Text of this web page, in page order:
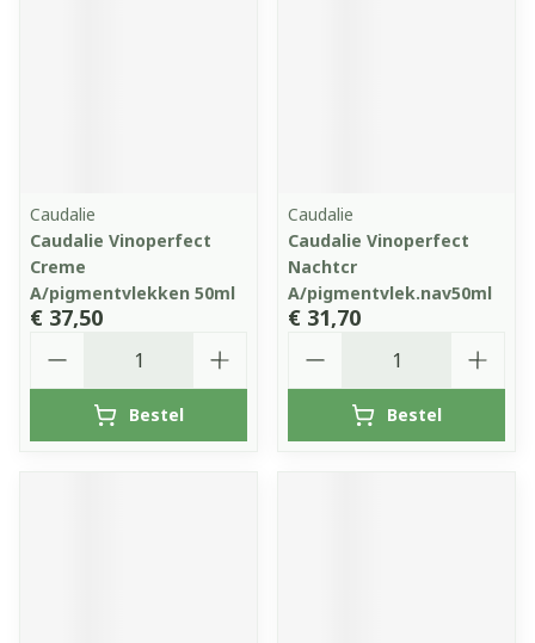
Caudalie
Caudalie Vinoperfect
Creme
A/pigmentvlekken 50ml
€ 37,50
Bestel
Caudalie
Caudalie Vinoperfect
Nachtcr
A/pigmentvlek.nav50ml
€ 31,70
Bestel